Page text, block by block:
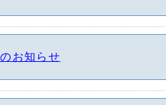
お知らせ